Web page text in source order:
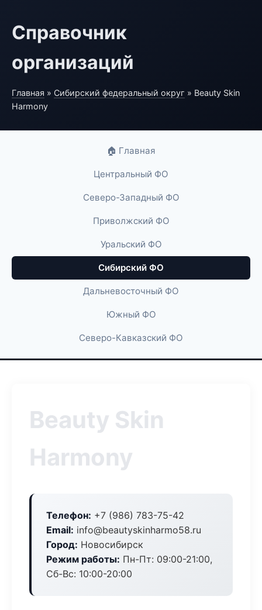
Справочник
организаций
Главная » Сибирский федеральный округ » Beauty Skin
Harmony
🏠 Главная
Центральный ФО
Северо-Западный ФО
Приволжский ФО
Уральский ФО
Сибирский ФО
Дальневосточный ФО
Южный ФО
Северо-Кавказский ФО
Beauty Skin
Harmony
Телефон: +7 (986) 783-75-42
Email: info@beautyskinharmo58.ru
Город: Новосибирск
Режим работы: Пн-Пт: 09:00-21:00,
Сб-Вс: 10:00-20:00